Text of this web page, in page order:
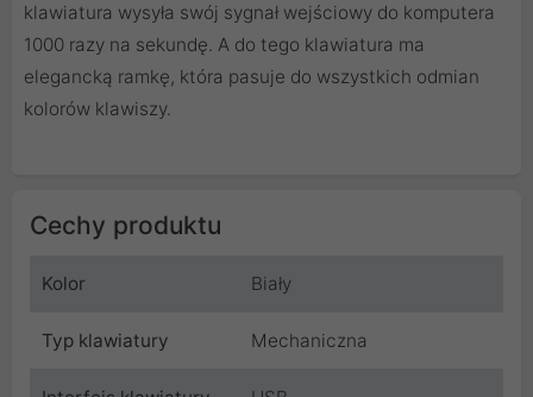
klawiatura wysyła swój sygnał wejściowy do komputera
1000 razy na sekundę. A do tego klawiatura ma
elegancką ramkę, która pasuje do wszystkich odmian
kolorów klawiszy.
Cechy produktu
Kolor Biały
Typ klawiatury Mechaniczna